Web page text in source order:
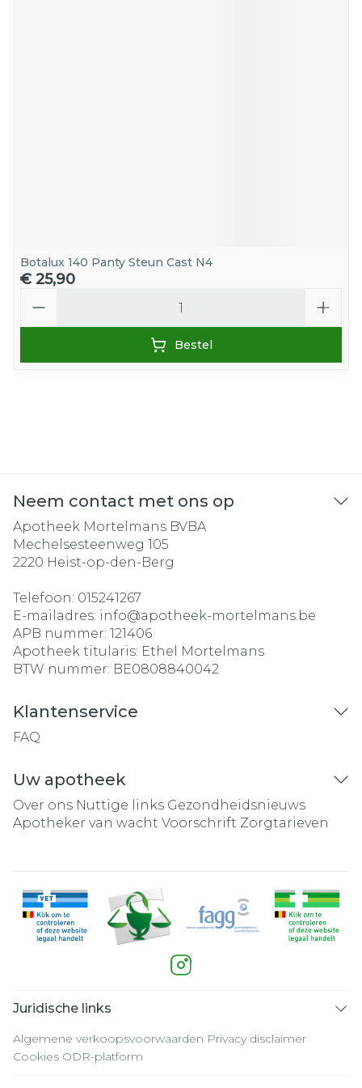
Botalux 140 Panty Steun Cast N4
€ 25,90
Bestel
Neem contact met ons op
Apotheek Mortelmans BVBA
Mechelsesteenweg 105
2220 Heist-op-den-Berg
Telefoon: 015241267
E-mailadres: info@apotheek-mortelmans.be
APB nummer: 121406
Apotheek titularis: Ethel Mortelmans
BTW nummer: BE0808840042
Klantenservice
FAQ
Uw apotheek
Over ons Nuttige links Gezondheidsnieuws
Apotheker van wacht Voorschrift Zorgtarieven
Juridische links
Algemene verkoopsvoorwaarden Privacy disclaimer
Cookies ODR-platform